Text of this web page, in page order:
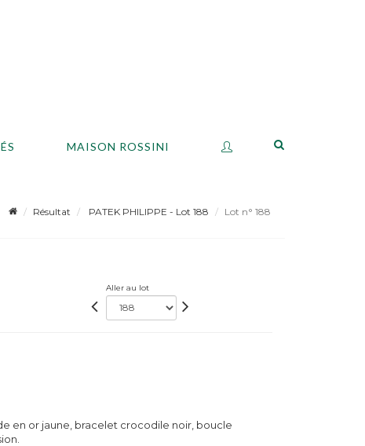
MAISON ROSSINI
Résultat PATEK PHILIPPE - Lot 188 Lot n° 188
Aller au lot
en or jaune, bracelet crocodile noir, boucle